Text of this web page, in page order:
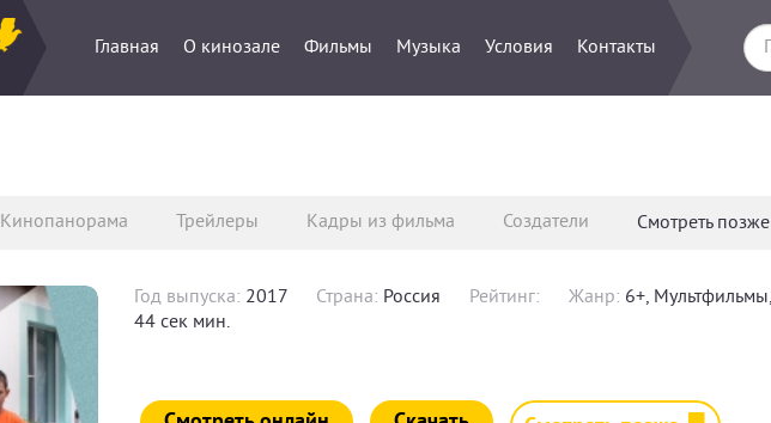
Главная О кинозале Фильмы Музыка Условия Контакты
Кинопанорама Трейлеры Кадры из фильма Создатели Смотреть позже
Год выпуска: 2017 Страна: Россия Рейтинг: Жанр: 6+,
44 сек мин.